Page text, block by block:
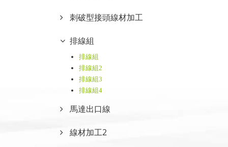
刺破型接頭線材加工
排線組
排線組
排線組2
排線組3
排線組4
馬達出口線
線材加工2